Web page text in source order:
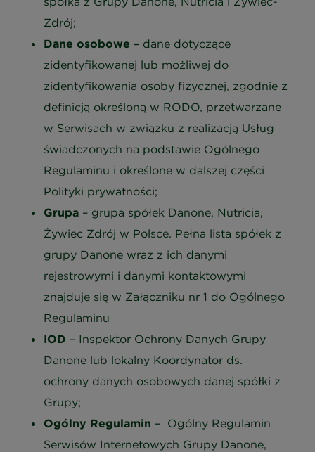
Zdrój;
Dane osobowe – dane dotyczące
zidentyfikowanej lub możliwej do
zidentyfikowania osoby fizycznej, zgodnie z
definicją określoną w RODO, przetwarzane
w Serwisach w związku z realizacją Usług
świadczonych na podstawie Ogólnego
Regulaminu i określone w dalszej części
Polityki prywatności;
Grupa – grupa spółek Danone, Nutricia,
Żywiec Zdrój w Polsce. Pełna lista spółek z
grupy Danone wraz z ich danymi
rejestrowymi i danymi kontaktowymi
znajduje się w Załączniku nr 1 do Ogólnego
Regulaminu
IOD – Inspektor Ochrony Danych Grupy
Danone lub lokalny Koordynator ds.
ochrony danych osobowych danej spółki z
Grupy;
Ogólny Regulamin – Ogólny Regulamin
Serwisów Internetowych Grupy Danone,